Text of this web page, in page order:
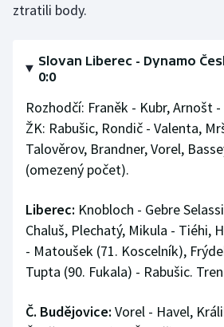
Triatlon
Veslování
Volejbal
Ostatní
ztratili body.
Slovan Liberec - Dynamo
0:0
Rozhodčí: Franěk - Kubr, Arnošt
ŽK: Rabušic, Rondič - Valenta,
Talověrov, Brandner, Vorel,
(omezený počet).
Liberec: Knobloch - Gebre
Chaluš, Plechatý, Mikula - Tiéhi,
- Matoušek (71. Koscelník),
Tupta (90. Fukala) - Rabušic.
Č. Budějovice: Vorel - Havel,